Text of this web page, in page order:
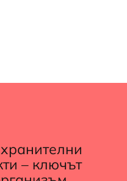
– ключът